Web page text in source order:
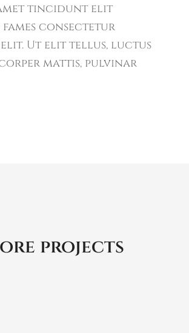
tincidunt elit
fames consectetur
elit. Ut elit tellus, luctus
mattis, pulvinar
projects